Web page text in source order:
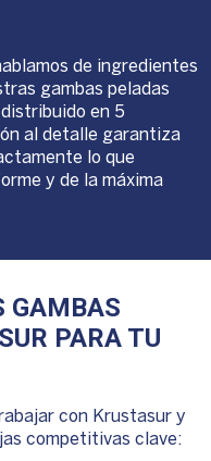
de ingredientes
gambas peladas
en 5
al detalle garantiza
lo que
y de la máxima
GAMBAS
PARA TU
con Krustasur y
competitivas clave: